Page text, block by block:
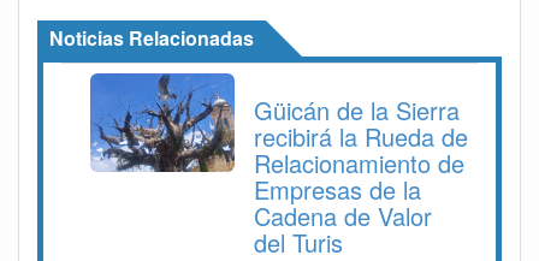
Noticias Relacionadas
Güicán de la Sierra
recibirá la Rueda de
Relacionamiento de
Empresas de la
Cadena de Valor
del Turis